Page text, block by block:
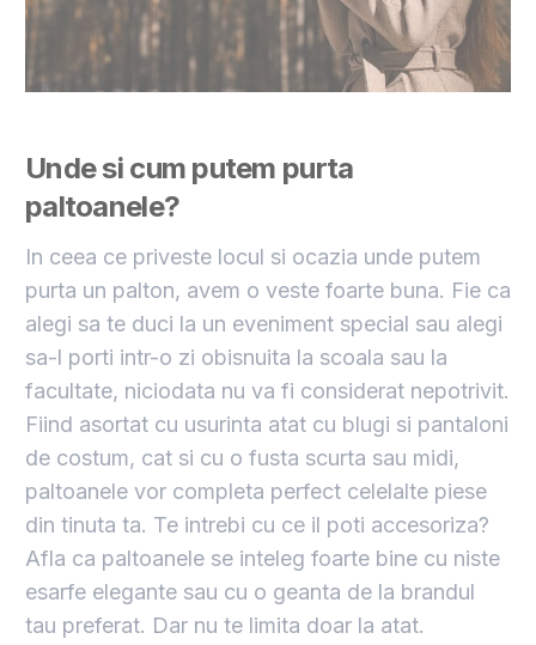
Unde si cum putem purta
paltoanele?
In ceea ce priveste locul si ocazia unde putem
purta un palton, avem o veste foarte buna. Fie ca
alegi sa te duci la un eveniment special sau alegi
sa-l porti intr-o zi obisnuita la scoala sau la
facultate, niciodata nu va fi considerat nepotrivit.
Fiind asortat cu usurinta atat cu blugi si pantaloni
de costum, cat si cu o fusta scurta sau midi,
paltoanele vor completa perfect celelalte piese
din tinuta ta. Te intrebi cu ce il poti accesoriza?
Afla ca paltoanele se inteleg foarte bine cu niste
esarfe elegante sau cu o geanta de la brandul
tau preferat. Dar nu te limita doar la atat.